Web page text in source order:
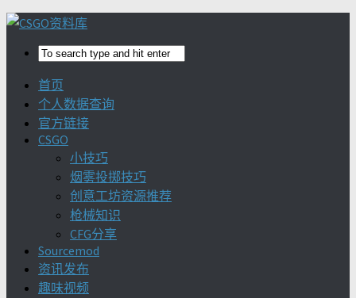
首页
个人数据查询
官方链接
CSGO
小技巧
烟雾投掷技巧
创意工坊资源推荐
枪械知识
CFG分享
Sourcemod
资讯发布
趣味视频